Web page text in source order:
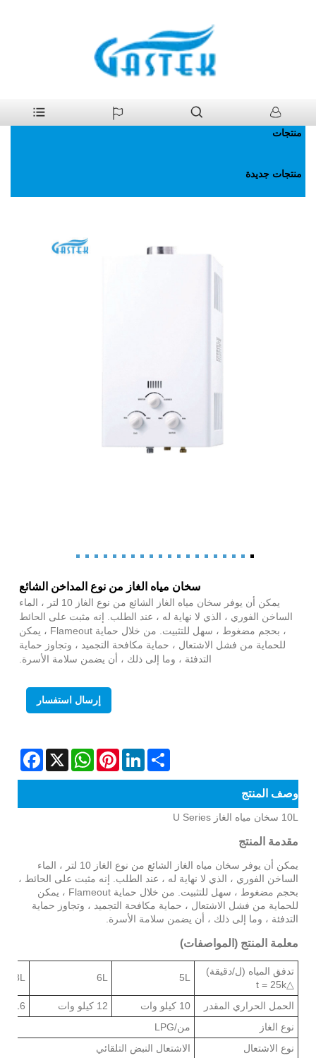
سخان مياه غاز
منتجات
منتجات جديدة
سخان مياه الغاز من نوع المداخن الشائع
يمكن أن يوفر سخان مياه الغاز الشائع من نوع الغاز 10 لتر ، الماء
الساخن الفوري ، الذي لا نهاية له ، عند الطلب. إنه مثبت على الحائط
، بحجم مضغوط ، سهل للتثبيت. من خلال حماية Flameout ، يمكن
للحماية من فشل الاشتعال ، حماية مكافحة التجميد ، وتجاوز حماية
التدفئة ، وما إلى ذلك ، أن يضمن سلامة الأسرة.
إرسال استفسار
X
WhatsAppPinterestLinkedInShare
وصف المنتج
10L سخان مياه الغاز U Series
مقدمة المنتج
يمكن أن يوفر سخان مياه الغاز الشائع من نوع الغاز 10 لتر ، الماء
الساخن الفوري ، الذي لا نهاية له ، عند الطلب. إنه مثبت على الحائط ،
بحجم مضغوط ، سهل للتثبيت. من خلال حماية Flameout ، يمكن
للحماية من فشل الاشتعال ، حماية مكافحة التجميد ، وتجاوز حماية
التدفئة ، وما إلى ذلك ، أن يضمن سلامة الأسرة.
معلمة المنتج (المواصفات)
تدفق المياه (ل/دقيقة)
△
t = 25k
5L
6L
8L
الحمل الحراري المقدر 10 كيلو وات 12 كيلو وات
16 كيلو وات
نوع الغاز
من/LPG
نوع الاشتعال
الاشتعال النبض التلقائي